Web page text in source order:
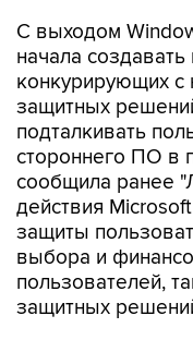
С выходом
начала создавать
конкурирующих с
защитных
подталкивать
стороннего ПО в
сообщила ранее
действия
защиты
выбора и
пользователей,
защитных